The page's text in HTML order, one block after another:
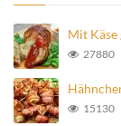
Mit Käse
27880
15130